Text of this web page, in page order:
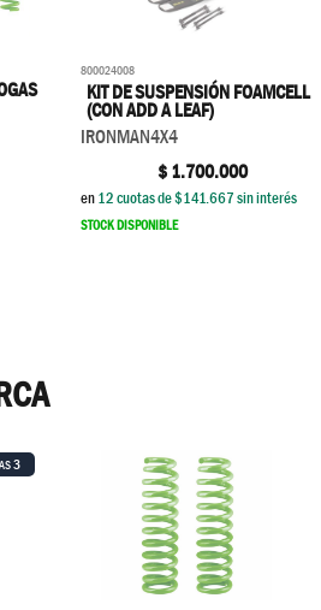
800024008
KIT DE SUSPENSIÓN FOAMCELL
(CON ADD A LEAF)
IRONMAN4X4
$1.700.000
en12cuotas de $141.667sin interés
STOCK DISPONIBLE
3